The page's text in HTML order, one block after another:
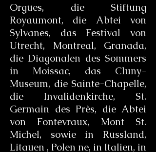
Orgues, die Stiftung
Royaumont, die Abtei von
Sylvanes, das Festival von
Utrecht, Montreal, Granada,
die Diagonalen des Sommers
in Moissac, das Cluny-
Museum, die Sainte-Chapelle,
die Invalidenkirche, St.
Germain des Près, die Abtei
von Fontevraux, Mont St.
Michel, sowie in Russland,
Litauen , Polen ne, in Italien, in